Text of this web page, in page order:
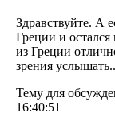
Здравствуйте. А
Греции и
из Греции
зрения
Тему для
16:40:51